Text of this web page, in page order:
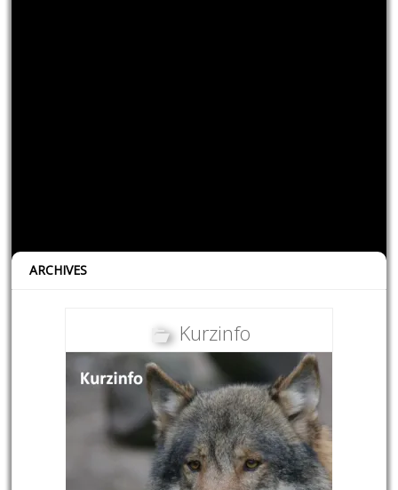
ARCHIVES
Kurzinfo